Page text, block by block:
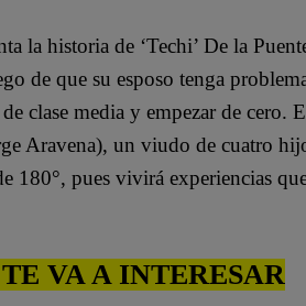
la historia de ‘Techi’ De la
de que su esposo tenga
clase media y empezar de cero.
Aravena), un viudo de cuatro
180°, pues vivirá experiencias
VA A INTERESAR